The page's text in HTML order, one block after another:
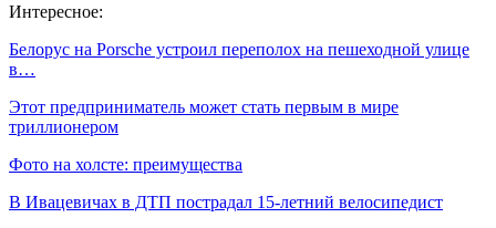
Интересное:
Белорус на Porsche устроил переполох на пешеходной улице
в…
Этот предприниматель может стать первым в мире
триллионером
Фото на холсте: преимущества
В Ивацевичах в ДТП пострадал 15-летний велосипедист